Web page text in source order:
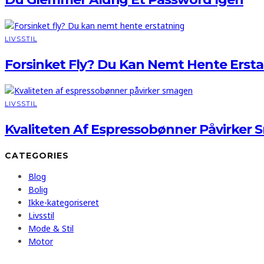
LIVSSTIL
Forsinket Fly? Du Kan Nemt Hente
LIVSSTIL
Kvaliteten Af Espressobønner Påvirker
CATEGORIES
Blog
Bolig
Ikke-kategoriseret
Livsstil
Mode & Stil
Motor